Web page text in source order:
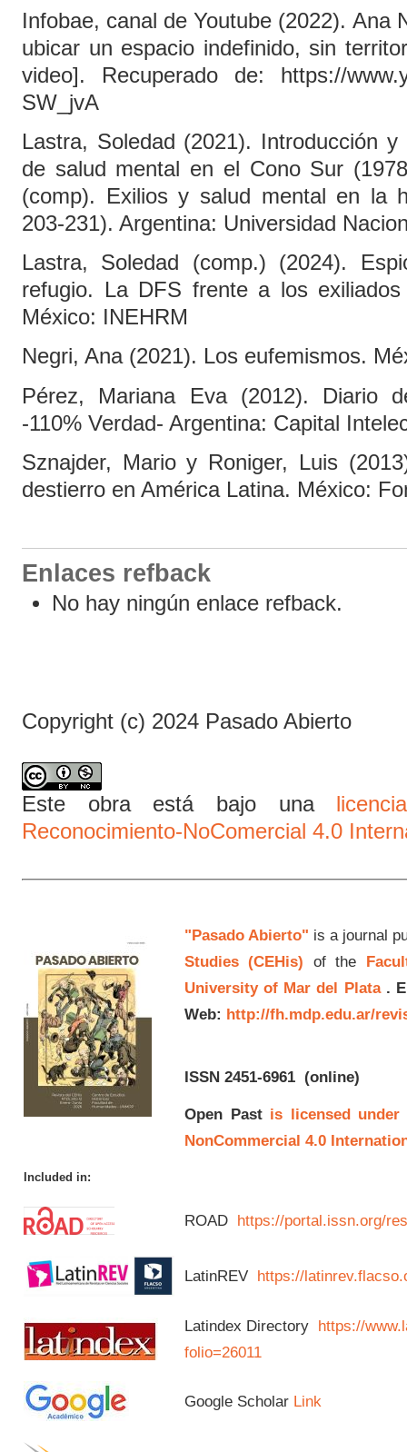
Infobae, canal de Youtube (2022). Ana
ubicar un espacio indefinido, sin
video]. Recuperado de: https://
SW_jvA
Lastra, Soledad (2021). Introducción
de salud mental en el Cono Sur
(comp). Exilios y salud mental en la
203-231). Argentina: Universidad
Lastra, Soledad (comp.) (2024).
refugio. La DFS frente a los
México: INEHRM
Negri, Ana (2021). Los eufemismos.
Pérez, Mariana Eva (2012). Diario
-110% Verdad- Argentina: Capital
Sznajder, Mario y Roniger, Luis
destierro en América Latina. México:
Enlaces refback
No hay ningún enlace refback.
Copyright (c) 2024 Pasado Abierto
Este obra está bajo una
Reconocimiento-NoComercial 4.0
"Pasado Abierto" is a journal
Studies (CEHis) of the
University of Mar del Plata.
Web: http://fh.mdp.edu.ar/
ISSN 2451-6961(online)
Open Past is licensed under
NonCommercial 4.0
Included in:
ROAD https://portal.issn.org/
LatinREV https://
Latindex Directory https://
folio=26011
Google Scholar Link